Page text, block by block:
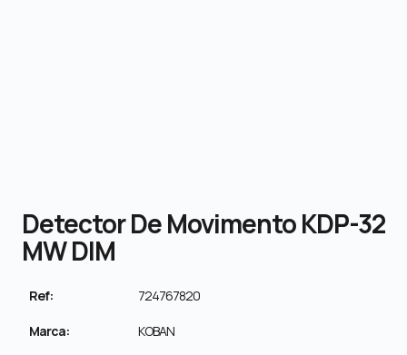
Detector De Movimento KDP-32
MW DIM
Ref: 724767820
Marca: KOBAN